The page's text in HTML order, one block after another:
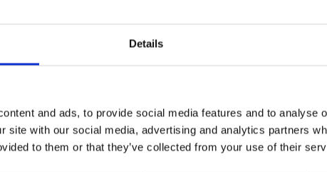
Details
and ads, to provide social media features and to analyse
site with our social media, advertising and analytics partners
to them or that they’ve collected from your use of their